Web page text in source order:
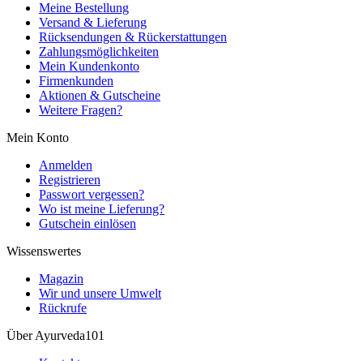
Meine Bestellung
Versand & Lieferung
Rücksendungen & Rückerstattungen
Zahlungsmöglichkeiten
Mein Kundenkonto
Firmenkunden
Aktionen & Gutscheine
Weitere Fragen?
Mein Konto
Anmelden
Registrieren
Passwort vergessen?
Wo ist meine Lieferung?
Gutschein einlösen
Wissenswertes
Magazin
Wir und unsere Umwelt
Rückrufe
Über Ayurveda101